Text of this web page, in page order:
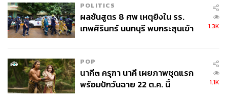
POLITICS
ผลชันสูตร 8 ศพ เหตุยิงใน รร.
เทพศิรินทร์ นนทบุรี พบกระสุนเข้า
1.3K
POP
นาคี๓ ครุฑา นาคี เผยภาพชุดแรก
พร้อมปักวันฉาย 22 ต.ค. นี้
1.1K